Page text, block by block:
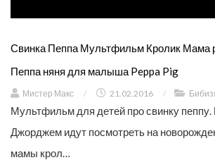
Свинка Пеппа Мультфильм Кролик Мама
Пеппа няня для малыша Peppa Pig
Мистер Макс / 21.02.2016 /
Мультфильм для детей про свинку пеппу.
Джорджем идут посмотреть на
мамы крол…